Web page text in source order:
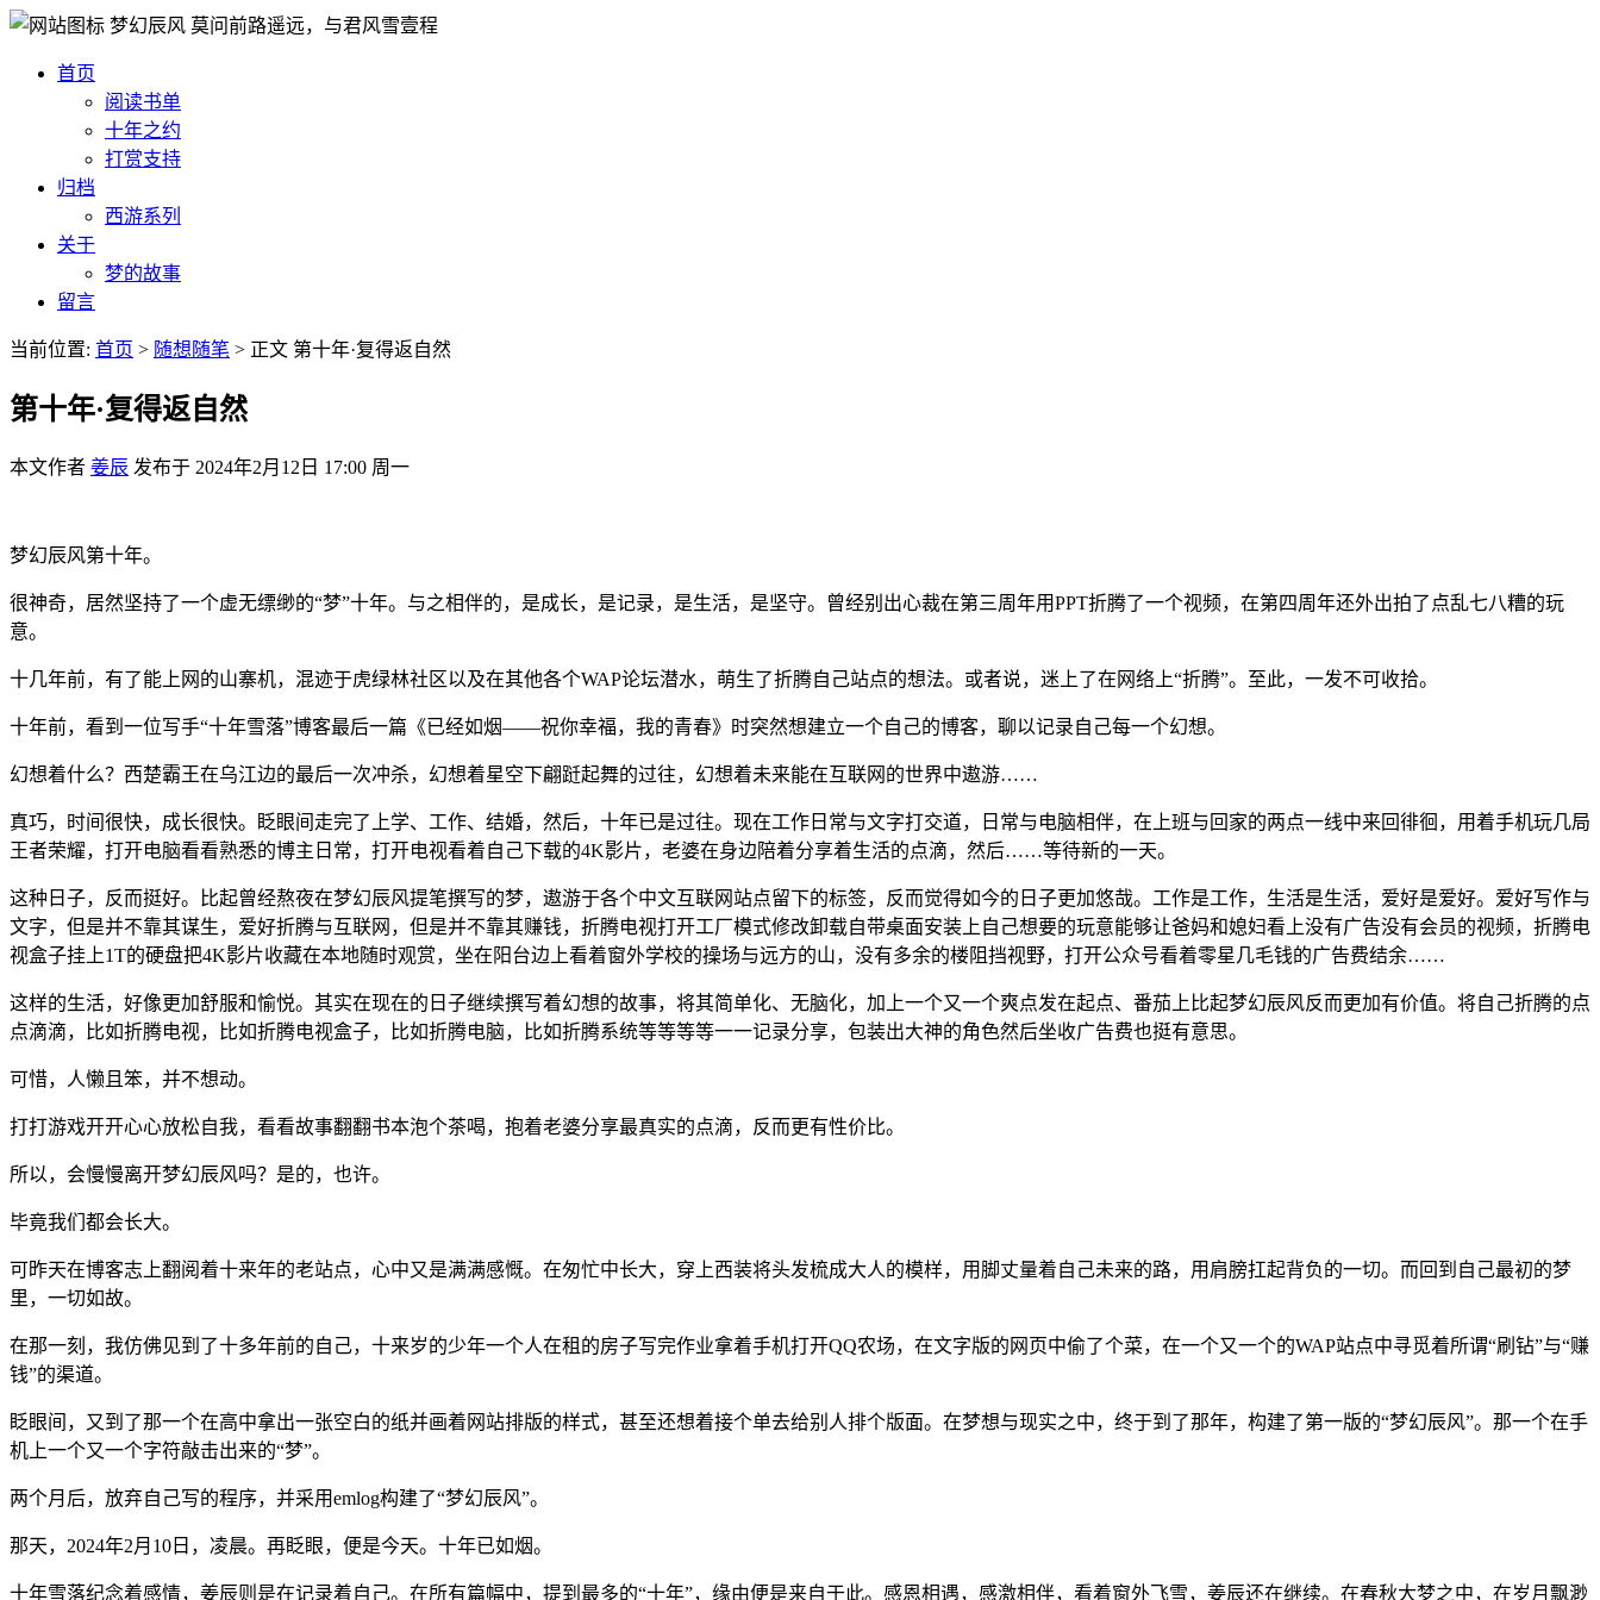
梦幻辰风 莫问前路遥远，与君风雪壹程
首页
阅读书单
十年之约
打赏支持
归档
西游系列
关于
梦的故事
留言
当前位置: 首页 > 随想随笔 > 正文 第十年·复得返自然
第十年·复得返自然
本文作者 姜辰 发布于 2024年2月12日 17:00 周一
梦幻辰风第十年。
很神奇，居然坚持了一个虚无缥缈的“梦”十年。与之相伴的，是成长，是记录，是生活，是坚守。曾经别出心裁在第三周年用PPT折腾了一个视频，在第四周年还外出拍了点乱七八糟的玩
意。
十几年前，有了能上网的山寨机，混迹于虎绿林社区以及在其他各个WAP论坛潜水，萌生了折腾自己站点的想法。或者说，迷上了在网络上“折腾”。至此，一发不可收拾。
十年前，看到一位写手“十年雪落”博客最后一篇《已经如烟——祝你幸福，我的青春》时突然想建立一个自己的博客，聊以记录自己每一个幻想。
幻想着什么？西楚霸王在乌江边的最后一次冲杀，幻想着星空下翩跹起舞的过往，幻想着未来能在互联网的世界中遨游……
真巧，时间很快，成长很快。眨眼间走完了上学、工作、结婚，然后，十年已是过往。现在工作日常与文字打交道，日常与电脑相伴，在上班与回家的两点一线中来回徘徊，用着手机玩几局
王者荣耀，打开电脑看看熟悉的博主日常，打开电视看着自己下载的4K影片，老婆在身边陪着分享着生活的点滴，然后……等待新的一天。
这种日子，反而挺好。比起曾经熬夜在梦幻辰风提笔撰写的梦，遨游于各个中文互联网站点留下的标签，反而觉得如今的日子更加悠哉。工作是工作，生活是生活，爱好是爱好。爱好写作与
文字，但是并不靠其谋生，爱好折腾与互联网，但是并不靠其赚钱，折腾电视打开工厂模式修改卸载自带桌面安装上自己想要的玩意能够让爸妈和媳妇看上没有广告没有会员的视频，折腾电
视盒子挂上1T的硬盘把4K影片收藏在本地随时观赏，坐在阳台边上看着窗外学校的操场与远方的山，没有多余的楼阻挡视野，打开公众号看着零星几毛钱的广告费结余……
这样的生活，好像更加舒服和愉悦。其实在现在的日子继续撰写着幻想的故事，将其简单化、无脑化，加上一个又一个爽点发在起点、番茄上比起梦幻辰风反而更加有价值。将自己折腾的点
点滴滴，比如折腾电视，比如折腾电视盒子，比如折腾电脑，比如折腾系统等等等等一一记录分享，包装出大神的角色然后坐收广告费也挺有意思。
可惜，人懒且笨，并不想动。
打打游戏开开心心放松自我，看看故事翻翻书本泡个茶喝，抱着老婆分享最真实的点滴，反而更有性价比。
所以，会慢慢离开梦幻辰风吗？是的，也许。
毕竟我们都会长大。
可昨天在博客志上翻阅着十来年的老站点，心中又是满满感慨。在匆忙中长大，穿上西装将头发梳成大人的模样，用脚丈量着自己未来的路，用肩膀扛起背负的一切。而回到自己最初的梦
里，一切如故。
在那一刻，我仿佛见到了十多年前的自己，十来岁的少年一个人在租的房子写完作业拿着手机打开QQ农场，在文字版的网页中偷了个菜，在一个又一个的WAP站点中寻觅着所谓“刷钻”与“赚
钱”的渠道。
眨眼间，又到了那一个在高中拿出一张空白的纸并画着网站排版的样式，甚至还想着接个单去给别人排个版面。在梦想与现实之中，终于到了那年，构建了第一版的“梦幻辰风”。那一个在手
机上一个又一个字符敲击出来的“梦”。
两个月后，放弃自己写的程序，并采用emlog构建了“梦幻辰风”。
那天，2024年2月10日，凌晨。再眨眼，便是今天。十年已如烟。
十年雪落纪念着感情，姜辰则是在记录着自己。在所有篇幅中，提到最多的“十年”，缘由便是来自于此。感恩相遇，感激相伴，看着窗外飞雪，姜辰还在继续。在春秋大梦之中，在岁月飘渺